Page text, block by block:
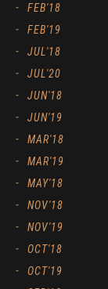
FEB'18
FEB'19
JUL'18
JUL'20
JUN'18
JUN'19
MAR'18
MAR'19
MAY'18
NOV'18
NOV'19
OCT'18
OCT'19